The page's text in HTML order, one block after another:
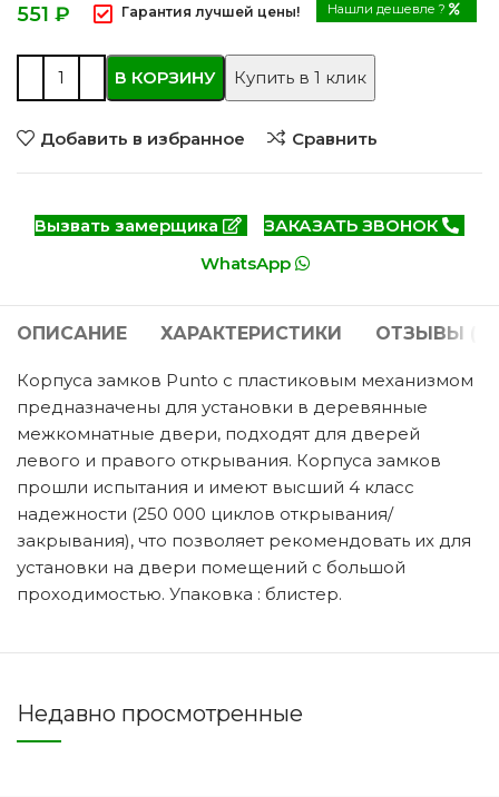
₽ Гарантия лучшей цены! Нашли дешевле ?
В КОРЗИНУ Купить в 1 клик
Добавить в избранное Сравнить
Вызвать замерщика
ЗАКАЗАТЬ ЗВОНОК
WhatsApp
ОПИСАНИЕ ХАРАКТЕРИСТИКИ ОТЗЫВЫ (0)
Корпуса замков Punto c пластиковым механизмом
предназначены для установки в деревянные
межкомнатные двери, подходят для дверей
левого и правого открывания. Корпуса замков
прошли испытания и имеют высший 4 класс
надежности (250 000 циклов открывания/
закрывания), что позволяет рекомендовать их для
установки на двери помещений с большой
проходимостью. Упаковка : блистер.
Недавно просмотренные